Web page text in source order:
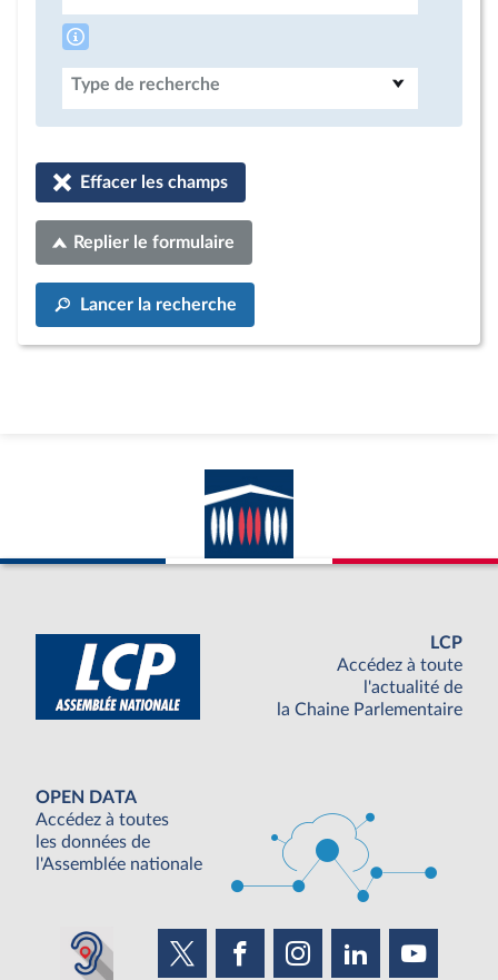
Type de recherche
Effacer les champs
Replier le formulaire
Lancer la recherche
LCP
Accédez à toute
l'actualité de
la Chaine Parlementaire
OPEN DATA
Accédez à toutes
les données de
l'Assemblée nationale